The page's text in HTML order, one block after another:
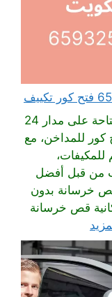
خدمات شركة قص خرسانة الكويت متاحة على مدار 24
كور للمداخن، مع
من قبل أفضل
خرسانة بدون
قص خرسانة